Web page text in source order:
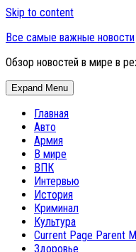
Skip to content
Все самые важные новости
Обзор новостей в мире в
Expand Menu
Главная
Авто
Армия
В мире
ВПК
Интервью
История
Криминал
Культура
Current Page Parent
Здоровье